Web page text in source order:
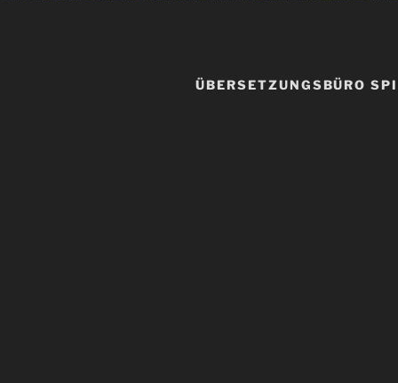
ÜBERSETZUNGSBÜRO